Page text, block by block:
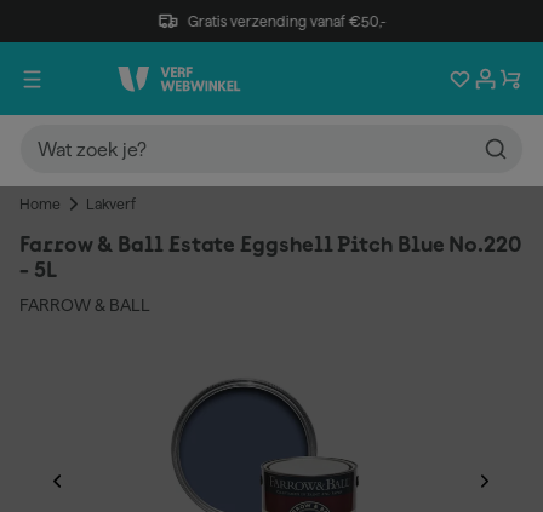
Gratis verzending vanaf €50,-
Home Lakverf
Farrow & Ball Estate Eggshell Pitch Blue No.220
- 5L
FARROW & BALL